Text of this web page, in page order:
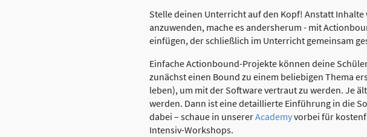
Stelle deinen Unterricht auf den Kopf! Anstatt
anzuwenden, mache es andersherum - mit
einfügen, der schließlich im Unterricht gemeinsam
Einfache Actionbound-Projekte können deine
zunächst einen Bound zu einem beliebigen Thema
leben), um mit der Software vertraut zu werden. Je
werden. Dann ist eine detaillierte Einführung in die
dabei – schaue in unsererAcademyvorbei für
Intensiv-Workshops.